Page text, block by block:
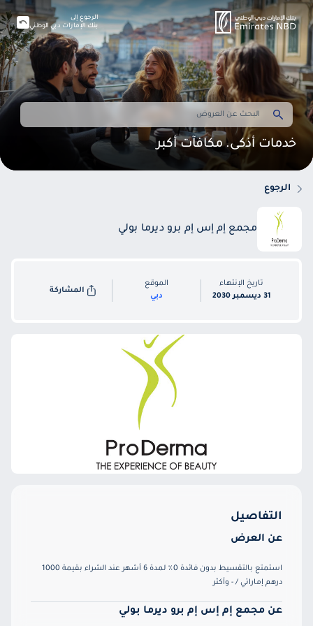
خدمات أذكى. مكافآت أكبر
الرجوع إلى
بنك الإمارات دبي الوطني
الرجوع
مجمع إم إس إم برو ديرما بولي
تاريخ الإنتهاء
31 ديسمبر 2030
الموقع
دبي
المشاركة
التفاصيل
عن العرض
استمتع بالتقسيط بدون فائدة 0٪ لمدة 6 أشهر عند الشراء بقيمة 1000
درهم إماراتي / - وأكثر
عن مجمع إم إس إم برو ديرما بولي